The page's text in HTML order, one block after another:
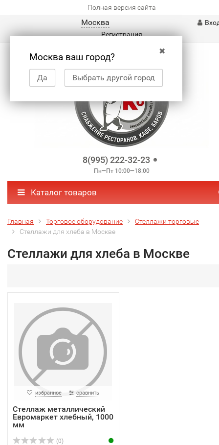
Полная версия сайта
Москва
✖
Москва ваш город?
Да Выбрать другой город
Регистрация
8(995) 222-32-23
Пн—Пт 10:00—18:00
Каталог товаров
Главная Торговое оборудование
Стеллажи торговые
Стеллажи для хлеба в Москве
Стеллажи для хлеба в Москве
избранное сравнить
Стеллаж металлический
Евромаркет хлебный, 1000
мм
(0)